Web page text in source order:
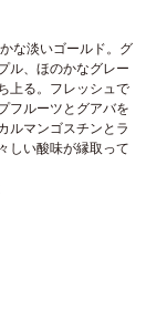
な淡いゴールド。グ
ル、ほのかなグレー
上る。フレッシュで
フルーツとグアバを
ルマンゴスチンとラ
しい酸味が縁取って